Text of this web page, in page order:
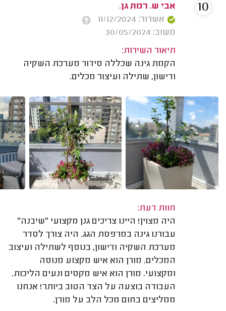
אבי ש. רמת גן.
אשרור: 11/12/2024
משוב: 30/05/2024
תיאור השירות:
הקמת גינה שכללה סידור מערכת השקיה
ודישון, שתילה ועיצור מכלים.
חוות דעת:
היה מצוין! היינו צריכים גנן מקצועי "שיבנה"
עבורנו גינה במרפסת הגג. היה צורך לסדר
מערכת השקיה ודישון, בנוסף לשתילה ועיצוב
המכלים. מורן הוא איש מקצוע מנוסה
ומקצועי. מורן הוא איש מקסים ונעים הליכות.
העבודה בוצעה על הצד הטוב ביותר! אנחנו
ממליצים בחום מכל הלב על מורן.
10